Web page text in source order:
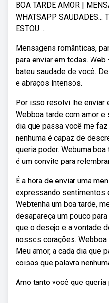
BOA TARDE AMOR |
WHATSAPP SAUDADES...
ESTOU ...
Mensagens românticas,
para enviar em todas.
bateu saudade de você.
e abraços intensos.
Por isso resolvi lhe enviar
Webboa tarde com amor e
dia que passa você me
nenhuma é capaz de
queria poder. Webuma
é um convite para
É a hora de enviar uma
expressando sentimentos
Webtenha um boa tarde,
desapareça um pouco
que o desejo e a vontade
nossos corações. Webboa
Meu amor, a cada dia que
coisas que palavra
Amo tanto você que queria